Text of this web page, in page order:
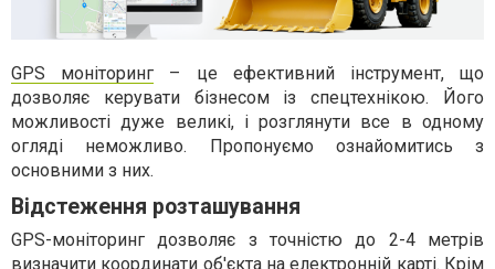
GPS моніторинг – це ефективний інструмент, що
дозволяє керувати бізнесом із спецтехнікою. Його
можливості дуже великі, і розглянути все в одному
огляді неможливо. Пропонуємо ознайомитись з
основними з них.
Відстеження розташування
GPS-моніторинг дозволяє з точністю до 2-4 метрів
визначити координати об'єкта на електронній карті. Крім